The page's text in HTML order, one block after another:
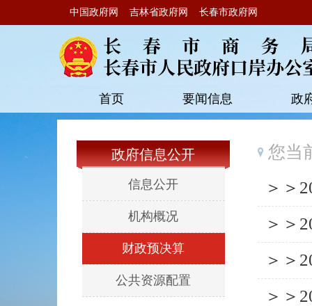
中国政府网 吉林省政府网 长春市政府网
首页 要闻信息 政
政府信息公开
信息公开
机构概况
财政预决算
公共资源配置
您当
＞＞
＞＞
＞＞
＞＞